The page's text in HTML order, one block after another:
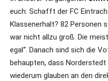
euch: Schafft der FC
Klassenerhalt? 82 Personen
war nicht allzu groß. Die
egal“. Danach sind sich die
behaupten, dass
wiederum glauben an den